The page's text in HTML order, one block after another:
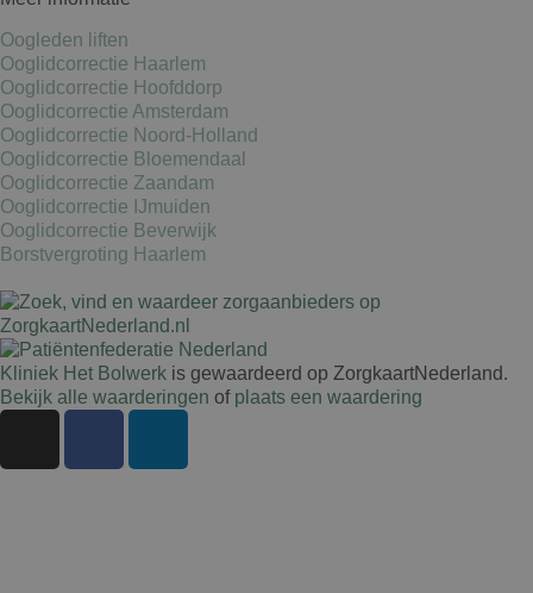
Oogleden liften
Ooglidcorrectie Haarlem
Ooglidcorrectie Hoofddorp
Ooglidcorrectie Amsterdam
Ooglidcorrectie Noord-Holland
Ooglidcorrectie Bloemendaal
Ooglidcorrectie Zaandam
Ooglidcorrectie IJmuiden
Ooglidcorrectie Beverwijk
Borstvergroting Haarlem
Kliniek Het Bolwerk is gewaardeerd op ZorgkaartNederland.
Bekijk alle waarderingen of plaats een waardering